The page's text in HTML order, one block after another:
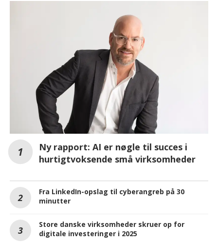
Ny rapport: AI er nøgle til succes i
hurtigtvoksende små virksomheder
Fra LinkedIn-opslag til cyberangreb på 30
minutter
Store danske virksomheder skruer op for
digitale investeringer i 2025